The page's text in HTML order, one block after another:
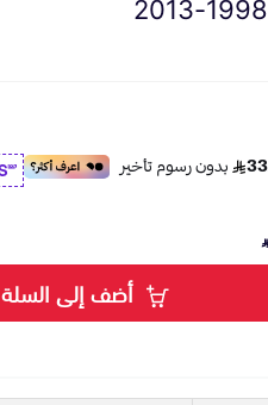
أضف إلى السلة